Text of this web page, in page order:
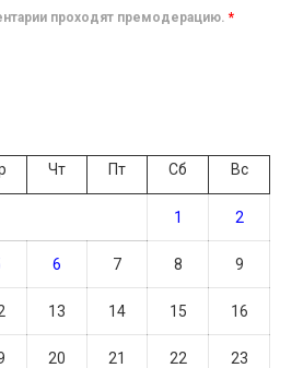
проходят премодерацию. *
Чт Пт Сб Вс
1 2
6 7 8 9
13 14 15 16
20 21 22 23